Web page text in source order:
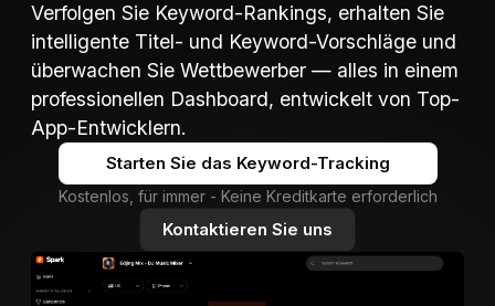
Verfolgen Sie Keyword-Rankings, erhalten Sie
intelligente Titel- und Keyword-Vorschläge und
überwachen Sie Wettbewerber — alles in einem
professionellen Dashboard, entwickelt von Top-
App-Entwicklern.
Starten Sie das Keyword-Tracking
Kostenlos, für immer - Keine Kreditkarte erforderlich
Kontaktieren Sie uns